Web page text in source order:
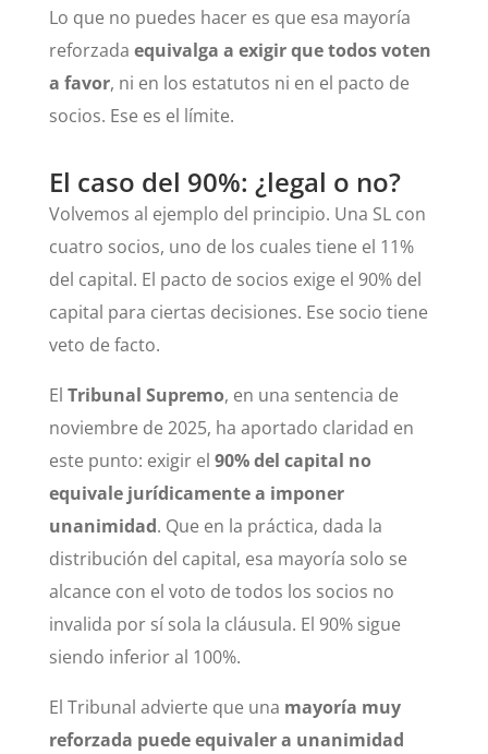
Lo que no puedes hacer es que esa mayoría
reforzada equivalga a exigir que todos voten
a favor, ni en los estatutos ni en el pacto de
socios. Ese es el límite.
El caso del 90%: ¿legal o no?
Volvemos al ejemplo del principio. Una SL con
cuatro socios, uno de los cuales tiene el 11%
del capital. El pacto de socios exige el 90% del
capital para ciertas decisiones. Ese socio tiene
veto de facto.
El Tribunal Supremo, en una sentencia de
noviembre de 2025, ha aportado claridad en
este punto: exigir el 90% del capital no
equivale jurídicamente a imponer
unanimidad. Que en la práctica, dada la
distribución del capital, esa mayoría solo se
alcance con el voto de todos los socios no
invalida por sí sola la cláusula. El 90% sigue
siendo inferior al 100%.
El Tribunal advierte que una mayoría muy
reforzada puede equivaler a unanimidad